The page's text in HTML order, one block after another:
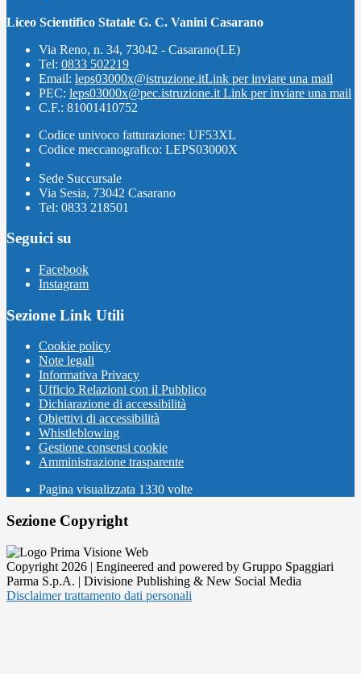
Liceo Scientifico Statale G. C. Vanini Casarano
Via Reno, n. 34, 73042 - Casarano(LE)
Tel: 0833 502219
Email: leps03000x@istruzione.itLink per inviare una mail
PEC: leps03000x@pec.istruzione.it Link per inviare una mail
C.F.: 81001410752
Codice univoco fatturazione: UF53XL
Codice meccanografico: LEPS03000X
Sede Succursale
Via Sesia, 73042 Casarano
Tel: 0833 218501
Seguici su
Facebook
Instagram
Sezione Link Utili
Cookie policy
Note legali
Informativa Privacy
Ufficio Relazioni con il Pubblico
Dichiarazione di accessibilità
Obiettivi di accessibilità
Whistleblowing
Gestione consensi cookie
Amministrazione trasparente
Pagina visualizzata 1330 volte
Sezione Copyright
Copyright 2026 | Engineered and powered by Gruppo Spaggiari
Parma S.p.A. | Divisione Publishing & New Social Media
Disclaimer trattamento dati personali